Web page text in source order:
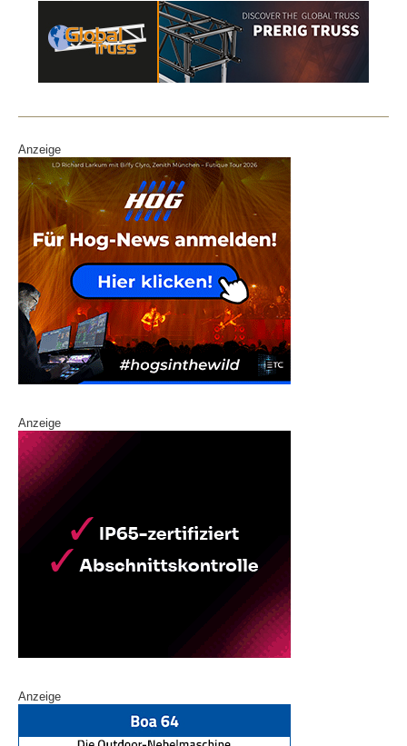
Anzeige
Anzeige
Anzeige